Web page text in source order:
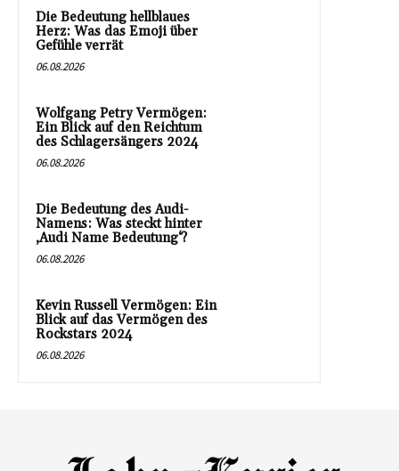
Die Bedeutung hellblaues
Herz: Was das Emoji über
Gefühle verrät
06.08.2026
Wolfgang Petry Vermögen:
Ein Blick auf den Reichtum
des Schlagersängers 2024
06.08.2026
Die Bedeutung des Audi-
Namens: Was steckt hinter
‚Audi Name Bedeutung‘?
06.08.2026
Kevin Russell Vermögen: Ein
Blick auf das Vermögen des
Rockstars 2024
06.08.2026